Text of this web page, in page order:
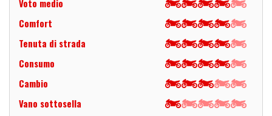
Voto medio
Comfort
Tenuta di strada
Consumo
Cambio
Vano sottosella